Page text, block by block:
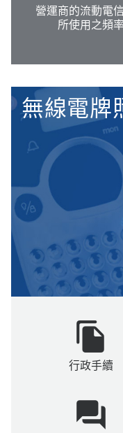
營運商的流動電
所使用之頻率
無線電牌
file_copy
行政手續
question_answer